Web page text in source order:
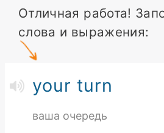
Отличная работа!
слова и выражения:
your turn
ваша очередь